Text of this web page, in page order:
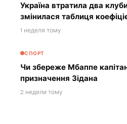
Україна втратила два
змінилася таблиця
1 неделя тому
СПОРТ
Чи збереже Мбаппе
призначення Зідана
2 недели тому